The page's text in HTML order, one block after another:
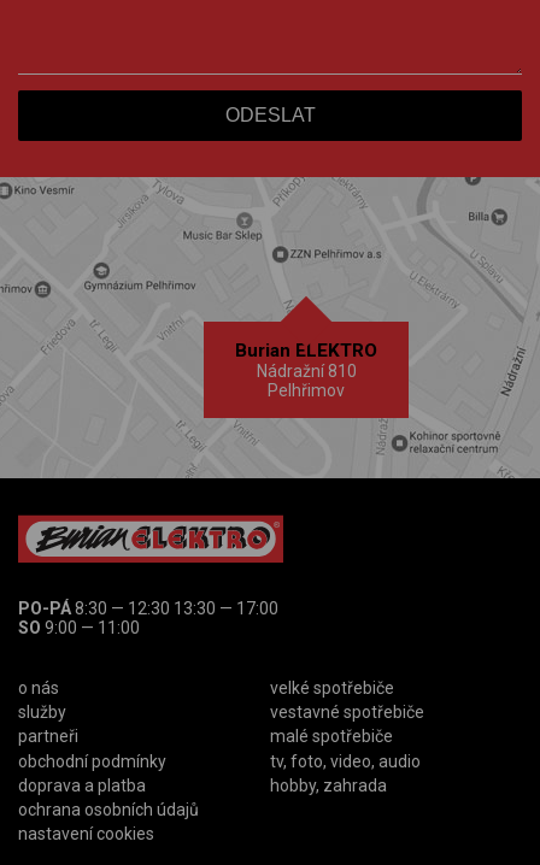
Burian ELEKTRO
Nádražní 810
Pelhřimov
PO-PÁ8:30 — 12:30 13:30 — 17:00
SO 9:00 — 11:00
o nás
služby
partneři
obchodní podmínky
doprava a platba
ochrana osobních údajů
nastavení cookies
velké spotřebiče
vestavné spotřebiče
malé spotřebiče
tv, foto, video, audio
hobby, zahrada